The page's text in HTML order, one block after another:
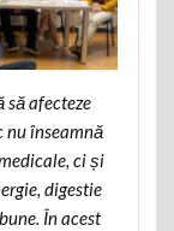
să afecteze
nu înseamnă
ci și
digestie
În acest